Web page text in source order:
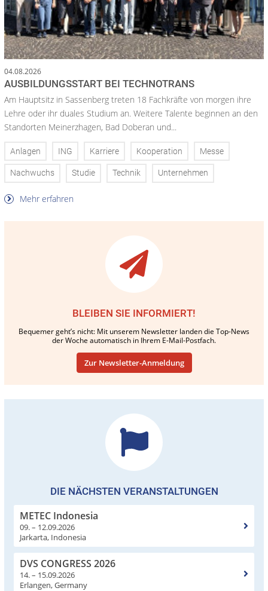
04.08.2026
AUSBILDUNGSSTART BEI TECHNOTRANS
Am Hauptsitz in Sassenberg treten 18 Fachkräfte von morgen ihre
Lehre oder ihr duales Studium an. Weitere Talente beginnen an den
Standorten Meinerzhagen, Bad Doberan und...
Anlagen ING Karriere Kooperation Messe
Nachwuchs Studie Technik Unternehmen
Mehr erfahren
BLEIBEN SIE INFORMIERT!
Bequemer geht’s nicht: Mit unserem Newsletter landen die Top-News
der Woche automatisch in Ihrem E-Mail-Postfach.
Zur Newsletter-Anmeldung
DIE NÄCHSTEN VERANSTALTUNGEN
METEC Indonesia
09. – 12.09.2026
Jarkarta, Indonesia
DVS CONGRESS 2026
14. – 15.09.2026
Erlangen, Germany